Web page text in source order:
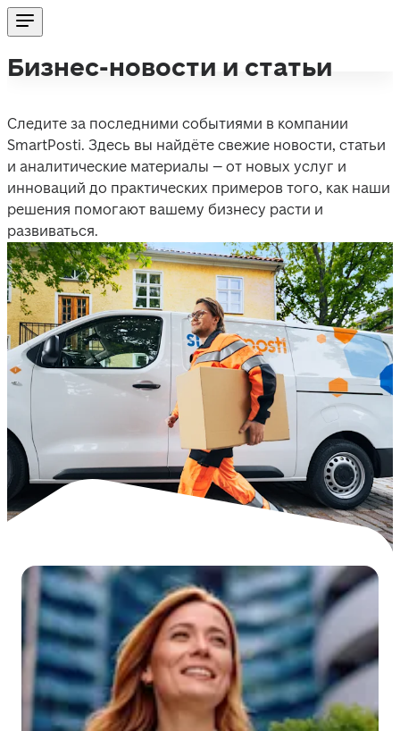
Бизнес-новости и статьи
Следите за последними событиями в компании
SmartPosti. Здесь вы найдёте свежие новости, статьи
и аналитические материалы – от новых услуг и
инноваций до практических примеров того, как наши
решения помогают вашему бизнесу расти и
развиваться.